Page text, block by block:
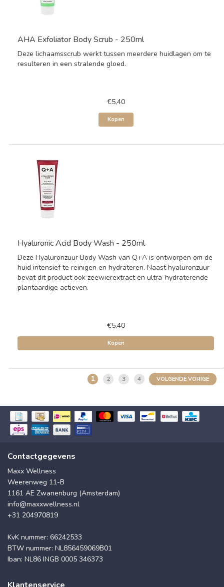
AHA Exfoliator Body Scrub - 250ml
Deze lichaamsscrub werkt tussen meerdere huidlagen om te
resulteren in een stralende gloed.
€5,40
Kopen
Hyaluronic Acid Body Wash - 250ml
Deze Hyaluronzuur Body Wash van Q+A is ontworpen om de
huid intensief te reinigen en hydrateren. Naast hyaluronzuur
bevat dit product ook zeewierextract en ultra-hydraterende
plantaardige actieven.
€5,40
Kopen
1 2 3 4 VOLGENDE VORIGE
Contactgegevens
Maxx Wellness
Weerenweg 11-B
1161 AE Zwanenburg (Amsterdam)
info@maxxwellness.nl
+31 204970819
KvK nummer: 66242533
BTW nummer: NL856459069B01
Iban: NL86 INGB 0005 346373